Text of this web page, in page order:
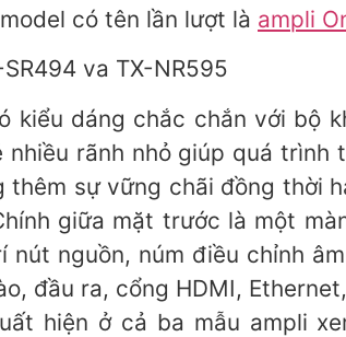
có tên lần lượt là ampli
kiểu dáng chắc chắn với bộ
rãnh nhỏ giúp quá trình
sự vững chãi đồng thời
giữa mặt trước là một
nguồn, núm điều chỉnh
đầu ra, cổng HDMI,
hiện ở cả ba mẫu ampli